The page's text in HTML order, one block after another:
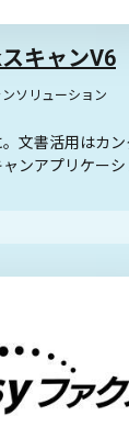
キャンV6
ソリューション
文書活用はカ
ンアプリケーシ